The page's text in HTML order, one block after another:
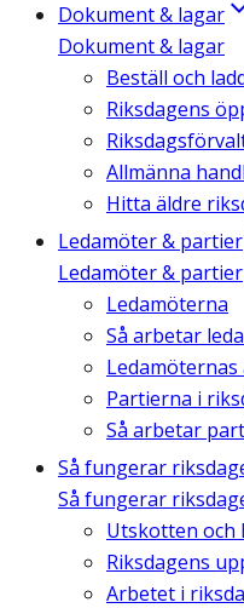
Dokument & lagar
Dokument & lagar
Beställ och
Riksdagens
Allmänna
Hitta äldre
Ledamöter & partier
Ledamöter & partier
Ledamöterna
Så arbetar
Partierna i
Så arbetar
Så fungerar
Så fungerar
Utskotten och
Riksdagens
Arbetet i